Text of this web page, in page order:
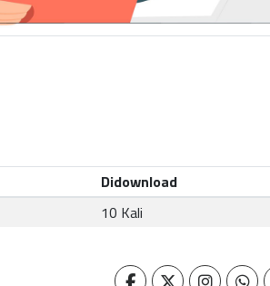
Didownload
10 Kali